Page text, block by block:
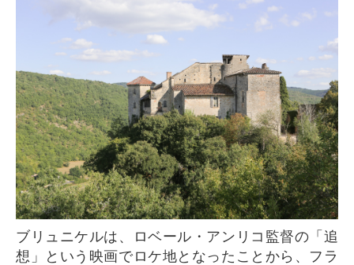
ブリュニケルは、ロベール・アンリコ監督の「追
想」という映画でロケ地となったことから、フラ